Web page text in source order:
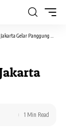
Gelar Panggung Hiburan
1 Min Read